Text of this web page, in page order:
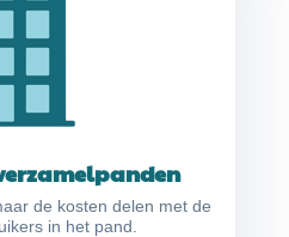
de kosten delen met de
in het pand.